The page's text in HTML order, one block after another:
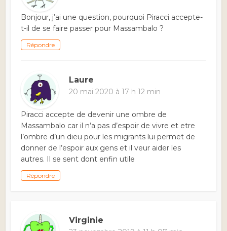
Bonjour, j’ai une question, pourquoi Piracci accepte-
t-il de se faire passer pour Massambalo ?
Répondre
Laure
20 mai 2020 à 17 h 12 min
Piracci accepte de devenir une ombre de
Massambalo car il n’a pas d’espoir de vivre et etre
l’ombre d’un dieu pour les migrants lui permet de
donner de l’espoir aux gens et il veur aider les
autres. Il se sent dont enfin utile
Répondre
Virginie